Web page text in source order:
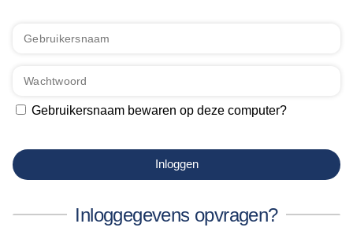
Gebruikersnaam bewaren op deze computer?
Inloggen
Inloggegevens opvragen?